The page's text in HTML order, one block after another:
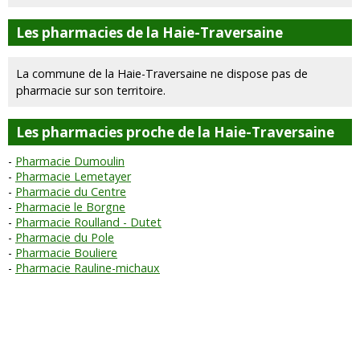
Les pharmacies de la Haie-Traversaine
La commune de la Haie-Traversaine ne dispose pas de
pharmacie sur son territoire.
Les pharmacies proche de la Haie-Traversaine
Pharmacie Dumoulin
Pharmacie Lemetayer
Pharmacie du Centre
Pharmacie le Borgne
Pharmacie Roulland - Dutet
Pharmacie du Pole
Pharmacie Bouliere
Pharmacie Rauline-michaux